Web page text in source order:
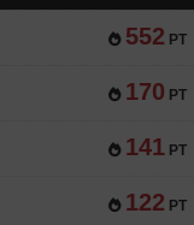
552 PT
170 PT
141 PT
122 PT